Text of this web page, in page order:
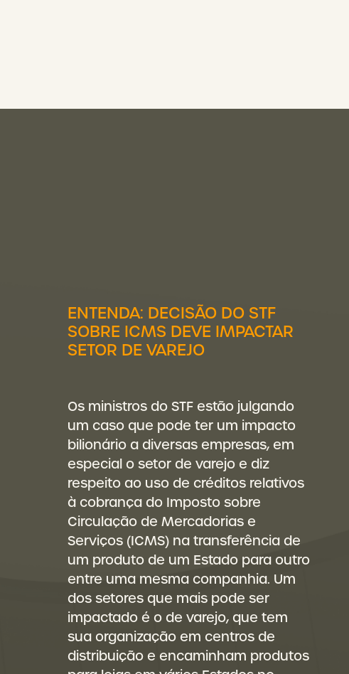
ENTENDA: DECISÃO DO STF
SOBRE ICMS DEVE IMPACTAR
SETOR DE VAREJO
Os ministros do STF estão julgando
um caso que pode ter um impacto
bilionário a diversas empresas, em
especial o setor de varejo e diz
respeito ao uso de créditos relativos
à cobrança do Imposto sobre
Circulação de Mercadorias e
Serviços (ICMS) na transferência de
um produto de um Estado para outro
entre uma mesma companhia. Um
dos setores que mais pode ser
impactado é o de varejo, que tem
sua organização em centros de
distribuição e encaminham produtos